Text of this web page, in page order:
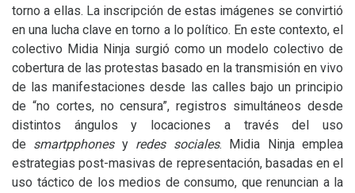
torno a ellas. La inscripción de estas imágenes se convirtió
en una lucha clave en torno a lo político. En este contexto, el
colectivo Midia Ninja surgió como un modelo colectivo de
cobertura de las protestas basado en la transmisión en vivo
de las manifestaciones desde las calles bajo un principio
de “no cortes, no censura”, registros simultáneos desde
distintos ángulos y locaciones a través del uso
de smartpphonesy redes sociales. Midia Ninja emplea
estrategias post-masivas de representación, basadas en el
uso táctico de los medios de consumo, que renuncian a la